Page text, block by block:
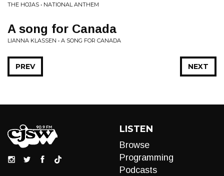
THE HOJAS • NATIONAL ANTHEM
A song for Canada
LIANNA KLASSEN • A SONG FOR CANADA
NEXT
PREV
LISTEN
Browse
Programming
Podcasts